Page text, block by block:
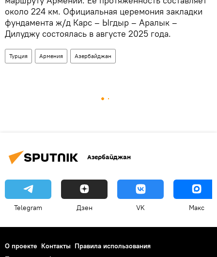
около 224 км. Официальная церемония закладки
фундамента ж/д Карс – Ыгдыр – Аралык –
Дилуджу состоялась в августе 2025 года.
Турция Армения Азербайджан
Азербайджан
Telegram Дзен VK Макс
О проекте Контакты Правила использования